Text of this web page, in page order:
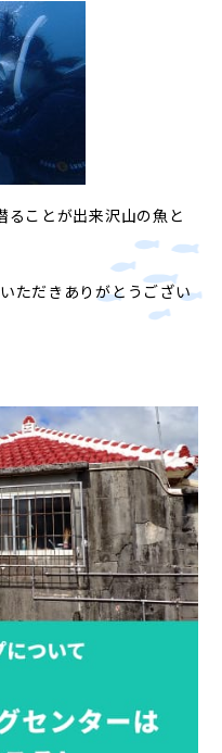
ることが出来沢山の魚と
ただきありがとうござい